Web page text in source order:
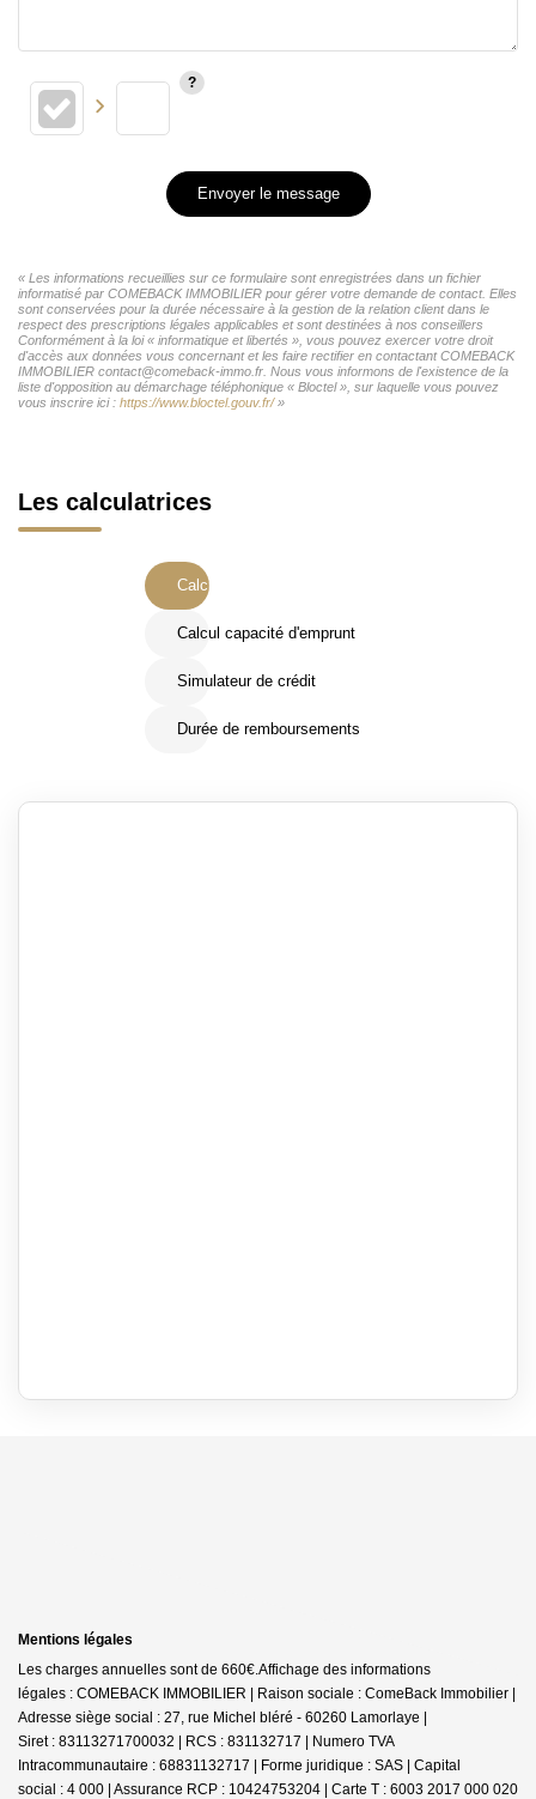
Envoyer le message
« Les informations recueillies sur ce formulaire sont enregistrées dans un fichier
informatisé par COMEBACK IMMOBILIER pour gérer votre demande de contact. Elles
sont conservées pour la durée nécessaire à la gestion de la relation client dans le
respect des prescriptions légales applicables et sont destinées à nos conseillers
Conformément à la loi « informatique et libertés », vous pouvez exercer votre droit
d'accès aux données vous concernant et les faire rectifier en contactant COMEBACK
IMMOBILIER contact@comeback-immo.fr. Nous vous informons de l'existence de la
liste d'opposition au démarchage téléphonique « Bloctel », sur laquelle vous pouvez
vous inscrire ici : https://www.bloctel.gouv.fr/»
Les calculatrices
Calcul Frais de notaire
Calcul capacité d'emprunt
Simulateur de crédit
Durée de remboursements
Mentions légales
Les charges annuelles sont de 660€. Affichage des informations
légales : COMEBACK IMMOBILIER | Raison sociale : ComeBack Immobilier |
Adresse siège social : 27, rue Michel bléré - 60260 Lamorlaye |
Siret : 83113271700032 | RCS : 831132717 | Numero TVA
Intracommunautaire : 68831132717 | Forme juridique : SAS | Capital
social : 4 000 | Assurance RCP : 10424753204 | Carte T : 6003 2017 000 020